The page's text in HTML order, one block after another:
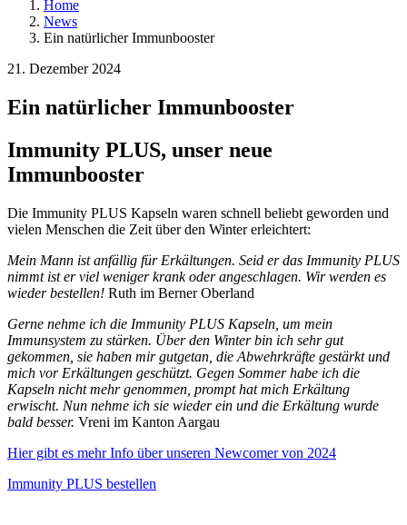
Home
News
Ein natürlicher Immunbooster
21. Dezember 2024
Ein natürlicher Immunbooster
Immunity PLUS, unser neue
Immunbooster
Die Immunity PLUS Kapseln waren schnell beliebt geworden und
vielen Menschen die Zeit über den Winter erleichtert:
Mein Mann ist anfällig für Erkältungen. Seid er das Immunity PLUS
nimmt ist er viel weniger krank oder angeschlagen. Wir werden es
wieder bestellen! Ruth im Berner Oberland
Gerne nehme ich die Immunity PLUS Kapseln, um mein
Immunsystem zu stärken. Über den Winter bin ich sehr gut
gekommen, sie haben mir gutgetan, die Abwehrkräfte gestärkt und
mich vor Erkältungen geschützt. Gegen Sommer habe ich die
Kapseln nicht mehr genommen, prompt hat mich Erkältung
erwischt. Nun nehme ich sie wieder ein und die Erkältung wurde
bald besser. Vreni im Kanton Aargau
Hier gibt es mehr Info über unseren Newcomer von 2024
Immunity PLUS bestellen